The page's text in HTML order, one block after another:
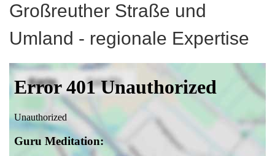
Großreuther Straße und
Umland - regionale Expertise